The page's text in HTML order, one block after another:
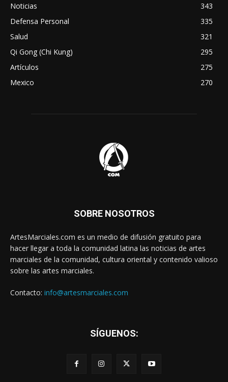
Noticias
343
Defensa Personal
335
Salud
321
Qi Gong (Chi Kung)
295
Artículos
275
Mexico
270
SOBRE NOSOTROS
ArtesMarciales.com es un medio de difusión gratuito para
hacer llegar a toda la comunidad latina las noticias de artes
marciales de la comunidad, cultura oriental y contenido valioso
sobre las artes marciales.
Contacto: info@artesmarciales.com
SÍGUENOS: